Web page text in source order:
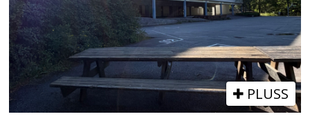
PLUSS